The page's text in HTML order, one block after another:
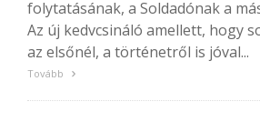
folytatásának, a Soldadónak a
Az új kedvcsináló amellett, hogy
az elsőnél, a történetről is jóval...
Tovább